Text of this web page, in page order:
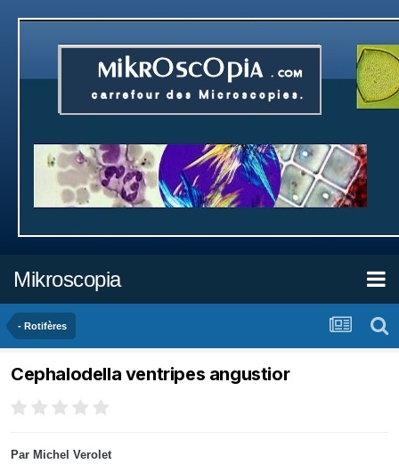
Mikroscopia
- Rotifères
Cephalodella ventripes angustior
Par Michel Verolet